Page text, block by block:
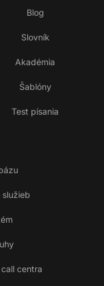
Blog
Slovník
Akadémia
Šablóny
Test písania
centra